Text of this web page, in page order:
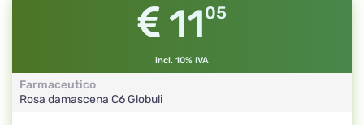
1105
incl. 10% IVA
Farmaceutico
Rosa damascena C6Globuli